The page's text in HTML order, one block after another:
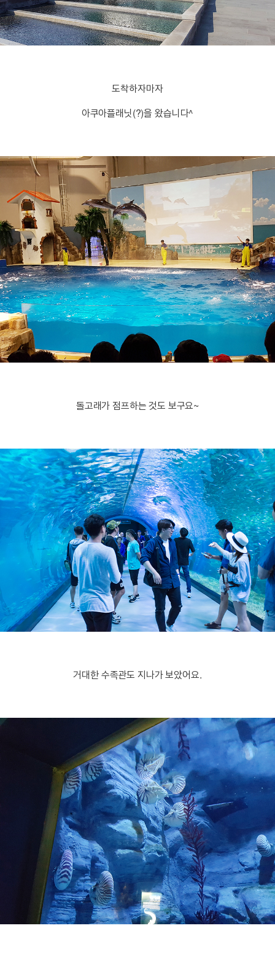
도착하자마자
아쿠아플래닛(?)을 왔습니다^
돌고래가 점프하는 것도 보구요~
거대한 수족관도 지나가 보았어요.